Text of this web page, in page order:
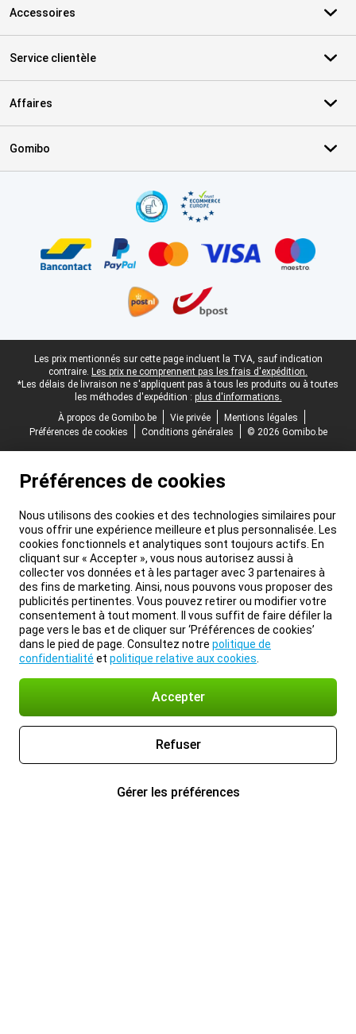
Accessoires
Service clientèle
Affaires
Gomibo
Pied-de-page légal
Les prix mentionnés sur cette page incluent la TVA, sauf indication
contraire. Les prix ne comprennent pas les frais d'expédition.
*Les délais de livraison ne s'appliquent pas à tous les produits ou à toutes
les méthodes d'expédition : plus d'informations.
À propos de Gomibo.be
Vie privée
Mentions légales
Préférences de cookies
Conditions générales © 2026 Gomibo.be
Préférences de cookies
Nous utilisons des cookies et des technologies similaires pour
vous offrir une expérience meilleure et plus personnalisée. Les
cookies fonctionnels et analytiques sont toujours actifs. En
cliquant sur « Accepter », vous nous autorisez aussi à
collecter vos données et à les partager avec 3 partenaires à
des fins de marketing. Ainsi, nous pouvons vous proposer des
publicités pertinentes. Vous pouvez retirer ou modifier votre
consentement à tout moment. Il vous suffit de faire défiler la
page vers le bas et de cliquer sur ‘Préférences de cookies’
dans le pied de page. Consultez notre politique de
confidentialité et politique relative aux cookies
Accepter
Refuser
Gérer les préférences